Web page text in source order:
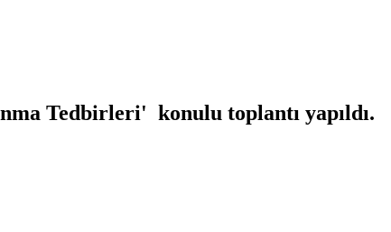
Tedbirleri' konulu toplantı yapıldı.